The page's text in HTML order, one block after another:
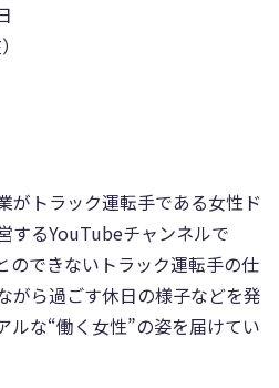
がトラック運転手である女性ド
するYouTubeチャンネルで
のできないトラック運転手の仕
がら過ごす休日の様子などを発
ルな“働く女性”の姿を届けてい